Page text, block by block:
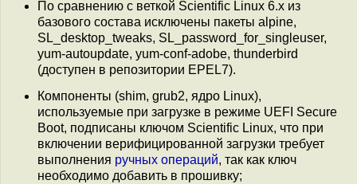
По сравнению с веткой Scientific Linux 6.x из
базового состава исключены пакеты alpine,
SL_desktop_tweaks, SL_password_for_singleuser,
yum-autoupdate, yum-conf-adobe, thunderbird
(доступен в репозитории EPEL7).
Компоненты (shim, grub2, ядро Linux),
используемые при загрузке в режиме UEFI Secure
Boot, подписаны ключом Scientific Linux, что при
включении верифицированной загрузки требует
выполнения ручных операций, так как ключ
необходимо добавить в прошивку;